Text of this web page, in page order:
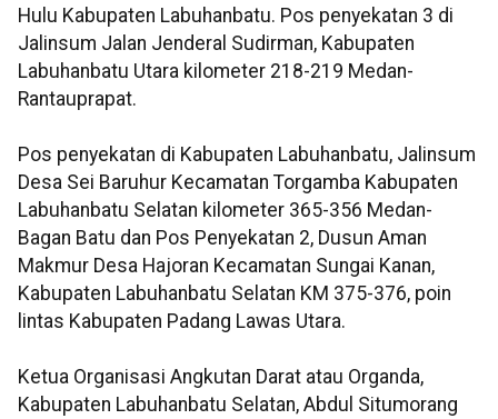
Hulu Kabupaten Labuhanbatu. Pos penyekatan 3 di
Jalinsum Jalan Jenderal Sudirman, Kabupaten
Labuhanbatu Utara kilometer 218-219 Medan-
Rantauprapat.
Pos penyekatan di Kabupaten Labuhanbatu, Jalinsum
Desa Sei Baruhur Kecamatan Torgamba Kabupaten
Labuhanbatu Selatan kilometer 365-356 Medan-
Bagan Batu dan Pos Penyekatan 2, Dusun Aman
Makmur Desa Hajoran Kecamatan Sungai Kanan,
Kabupaten Labuhanbatu Selatan KM 375-376, poin
lintas Kabupaten Padang Lawas Utara.
Ketua Organisasi Angkutan Darat atau Organda,
Kabupaten Labuhanbatu Selatan, Abdul Situmorang